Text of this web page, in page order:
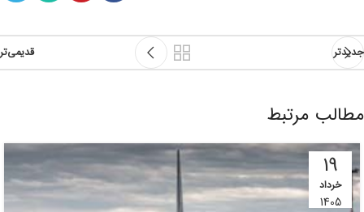
جدیدتر قدیمی‌تر
مطالب مرتبط
19
خرداد
1405